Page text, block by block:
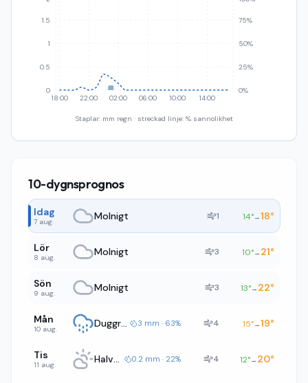
18:00 22:00 02:00 06:00 10:00 14:00
0
0.5
1
1.5
0%
25%
50%
75%
Staplar: mm regn · streckad linje: % sannolikhet
10-dygnsprognos
Idag
7 aug. Molnigt 1 14°→18°
Lör
8 aug. Molnigt 3 10°→ 21°
Sön
9 aug. Molnigt 3 13°→ 22°
Mån
10 aug. Duggregn 3 mm · 63% 4 15°→19°
Tis
11 aug. Halvklart 0.2 mm · 22% 4 12°→ 20°